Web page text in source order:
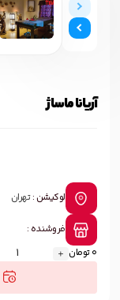
آریانا ماساژ
لوکیشن :تهران
فروشنده :
0 تومان